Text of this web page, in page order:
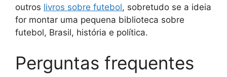
outros livros sobre futebol, sobretudo se a ideia
for montar uma pequena biblioteca sobre
futebol, Brasil, história e política.
Perguntas frequentes